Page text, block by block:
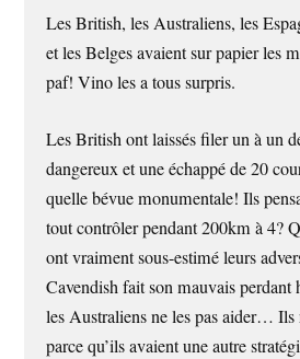
Les British, les Australiens, les
et les Belges avaient sur papier les
paf! Vino les a tous surpris.
Les British ont laissés filer un à un
dangereux et une échappé de 20
quelle bévue monumentale! Ils
tout contrôler pendant 200km à 4?
ont vraiment sous-estimé leurs
Cavendish fait son mauvais
les Australiens ne les pas aider… Ils
parce qu’ils avaient une autre